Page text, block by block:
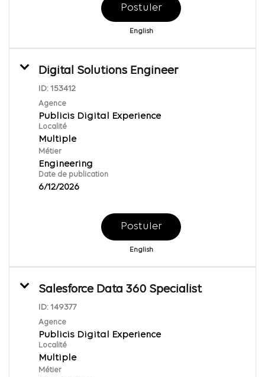
Postuler
English
Digital Solutions Engineer
ID: 153412
Agence
Publicis Digital Experience
Localité
Multiple
Métier
Engineering
Date de publication
6/12/2026
Postuler
English
Salesforce Data 360 Specialist
ID: 149377
Agence
Publicis Digital Experience
Localité
Multiple
Métier